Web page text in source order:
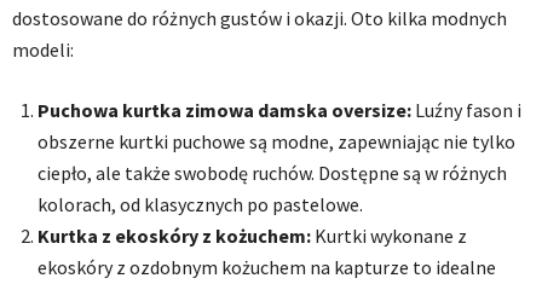
dostosowane do różnych gustów i okazji. Oto kilka modnych
modeli:
Puchowa kurtka zimowa damska oversize: Luźny fason i
obszerne kurtki puchowe są modne, zapewniając nie tylko
ciepło, ale także swobodę ruchów. Dostępne są w różnych
kolorach, od klasycznych po pastelowe.
Kurtka z ekoskóry z kożuchem: Kurtki wykonane z
ekoskóry z ozdobnym kożuchem na kapturze to idealne